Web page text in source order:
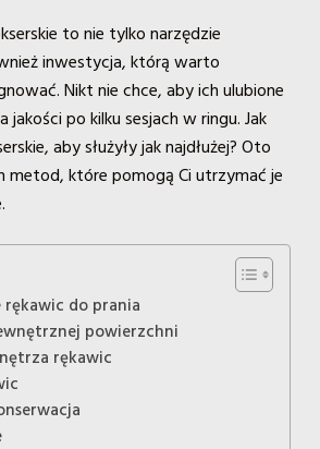
to nie tylko narzędzie
inwestycja, którą warto
Nikt nie chce, aby ich ulubione
jakości po kilku sesjach w ringu. Jak
aby służyły jak najdłużej? Oto
metod, które pomogą Ci utrzymać je
do prania
powierzchni
rękawic